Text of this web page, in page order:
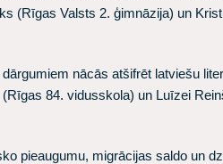
(Rīgas Valsts 2. ģimnāzija) un
nācās atšifrēt latviešu
(Rīgas 84. vidusskola) un Luīzei
pieaugumu, migrācijas saldo un